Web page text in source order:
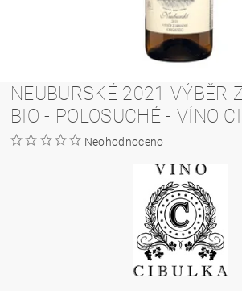
NEUBURSKÉ 2021 VÝBĚR
BIO - POLOSUCHÉ - VÍNO
Neohodnoceno